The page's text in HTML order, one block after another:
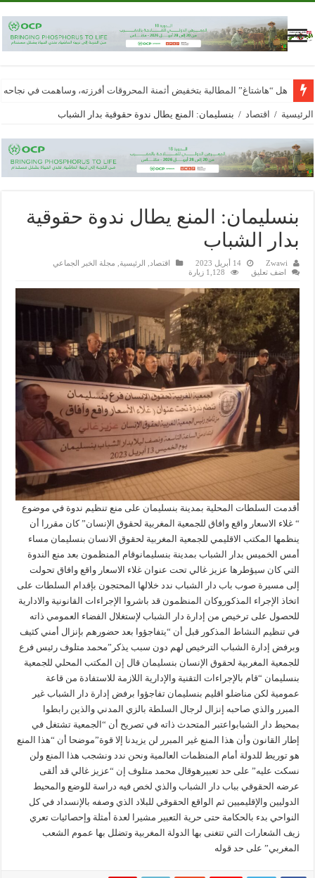
هل “هاشتاغ” المطالبة بتخفيض أثمنة المحروقات أفرزته، وساهمت في
الرئيسية / اقتصاد / بنسليمان: المنع يطال ندوة حقوقية بدار الشباب
بنسليمان: المنع يطال ندوة حقوقية
بدار الشباب
Zwawi 14 أبريل 2023 اقتصاد الرئيسية
مجلة الخبر الجماعي
اضف تعليق
1,128 زيارة
أقدمت السلطات المحلية بمدينة بنسليمان على منع تنظيم ندوة في موضوع
“ غلاء الاسعار واقع وافاق للجمعية المغربية لحقوق الإنسان” كان مقررا أن
ينظمها المكتب الاقليمي للجمعية المغربية لحقوق الانسان بنسليمان مساء
أمس الخميس بدار الشباب بمدينة بنسليمانوقام المنظمون بعد منع الندوة
التي كان سيؤطرها عزيز غالي تحت عنوان غلاء الاسعار واقع وافاق تحولت
إلى مسيرة صوب باب دار الشباب ندد خلالها المحتجون بإقدام السلطات على
اتخاذ الإجراء المذكوروكان المنظمون قد باشروا الإجراءات القانونية والادارية
للحصول على ترخيص من إدارة دار الشباب لإستغلال الفضاء العمومي ذاته
في تنظيم النشاط المذكور قبل أن “يتفاجؤوا بعد حضورهم بإنزال أمني كثيف
وبرفض إدارة الشباب الترخيص لهم دون سبب يذكر”محمد متلوف رئيس فرع
للجمعية المغربية لحقوق الإنسان بنسليمان قال إن المكتب المحلي للجمعية
بنسليمان “قام بالإجراءات التقنية والإدارية اللازمة للاستفادة من قاعة
عمومية لكن مناضلو اقليم بنسليمان تفاجؤوا برفض إدارة دار الشباب غير
المبرر والذي صاحبه إنزال لرجال السلطة بالزي المدني والذين رابطوا
بمحيط دار الشبابواعتبر المتحدث ذاته في تصريح أن “الجمعية تشتغل في
إطار القانون وأن هذا المنع غير المبرر لن يزيدنا إلا قوة”موضحا أن “هذا المنع
هو توريط للدولة أمام المنظمات العالمية ونحن ندد ونشجب هذا المنع ولن
نسكت عليه” على حد تعبيرهوقال محمد متلوف إن “عزيز غالي قد ألقى
عرضه الحقوقي بباب دار الشباب والذي لخص فيه دراسة للوضع والمحيط
الدوليين والإقليميين ثم الواقع الحقوقي للبلاد الذي وصفه بالإنسداد في كل
النواحي بدء بالحكامة حتى حرية التعبير مشيرا لعدة أمثلة وإحصائيات تعري
زيف الشعارات التي تتغنى بها الدولة المغربية وتضلل بها عموم الشعب
المغربي” على حد قوله